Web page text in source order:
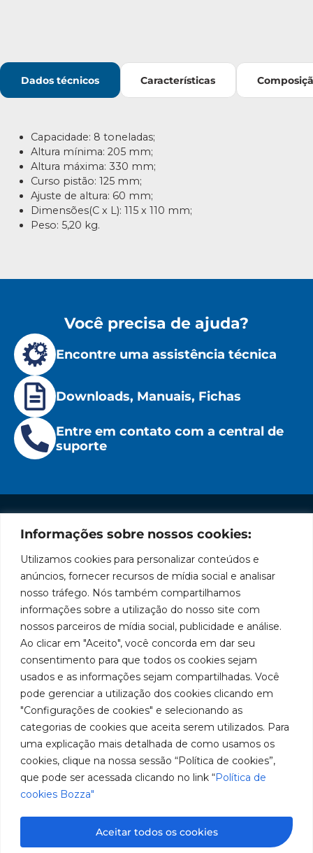
Informações sobre nossos cookies:
Utilizamos cookies para personalizar conteúdos e
anúncios, fornecer recursos de mídia social e analisar
nosso tráfego. Nós também compartilhamos
informações sobre a utilização do nosso site com
nossos parceiros de mídia social, publicidade e análise.
Ao clicar em "Aceito", você concorda em dar seu
consentimento para que todos os cookies sejam
usados e as informações sejam compartilhadas. Você
pode gerenciar a utilização dos cookies clicando em
"Configurações de cookies" e selecionando as
categorias de cookies que aceita serem utilizados. Para
uma explicação mais detalhada de como usamos os
cookies, clique na nossa sessão “Política de cookies”,
que pode ser acessada clicando no link “Política de
cookies Bozza"
Aceitar todos os cookies
Dados técnicos Características
Capacidade: 8 toneladas;
Altura mínima: 205 mm;
Altura máxima: 330 mm;
Curso pistão: 125 mm;
Ajuste de altura: 60 mm;
Dimensões(C x L): 115 x 110 mm;
Peso: 5,20 kg.
Você precisa de ajuda?
Encontre uma assistência técnica
Downloads, Manuais, Fichas
Entre em contato com a central de
suporte
Marca
líder
em
fabricação
de
equipamentos
para
lubrificação
e
abastecimento
da
América
Políticas
Privacidade
Políticas
de
Cookies
Institucional
A Bozza
Produtos
Soluções
Assistências
Técnicas
Seja um
representante
Trabalhe
Conosco
Localização
Rua
Tiradentes,
931 – Anexo
Franchini,
50/96
Bairro: Santa
Terezinha
São Bernardo
do Campo –
SP
Fale
Conosco
SAC: 0800
019 5050
Redes
Facebook
LinkedIn
Instagram